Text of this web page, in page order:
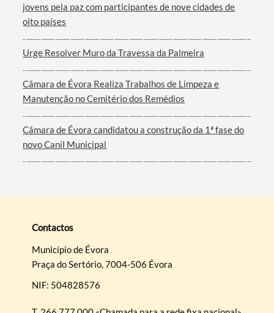
jovens pela paz com participantes de nove cidades de
oito países
Urge Resolver Muro da Travessa da Palmeira
Câmara de Évora Realiza Trabalhos de Limpeza e
Manutenção no Cemitério dos Remédios
Câmara de Évora candidatou a construção da 1ª fase do
novo Canil Municipal
Contactos
Município de Évora
Praça do Sertório, 7004-506 Évora
NIF: 504828576